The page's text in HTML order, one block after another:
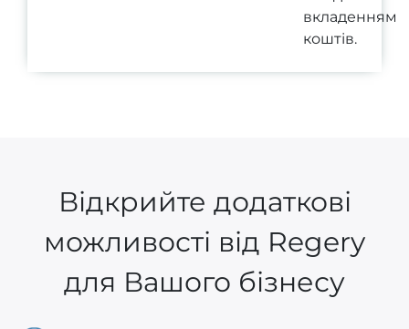
вкладенням
коштів.
Відкрийте додаткові
можливості від Regery
для Вашого бізнесу